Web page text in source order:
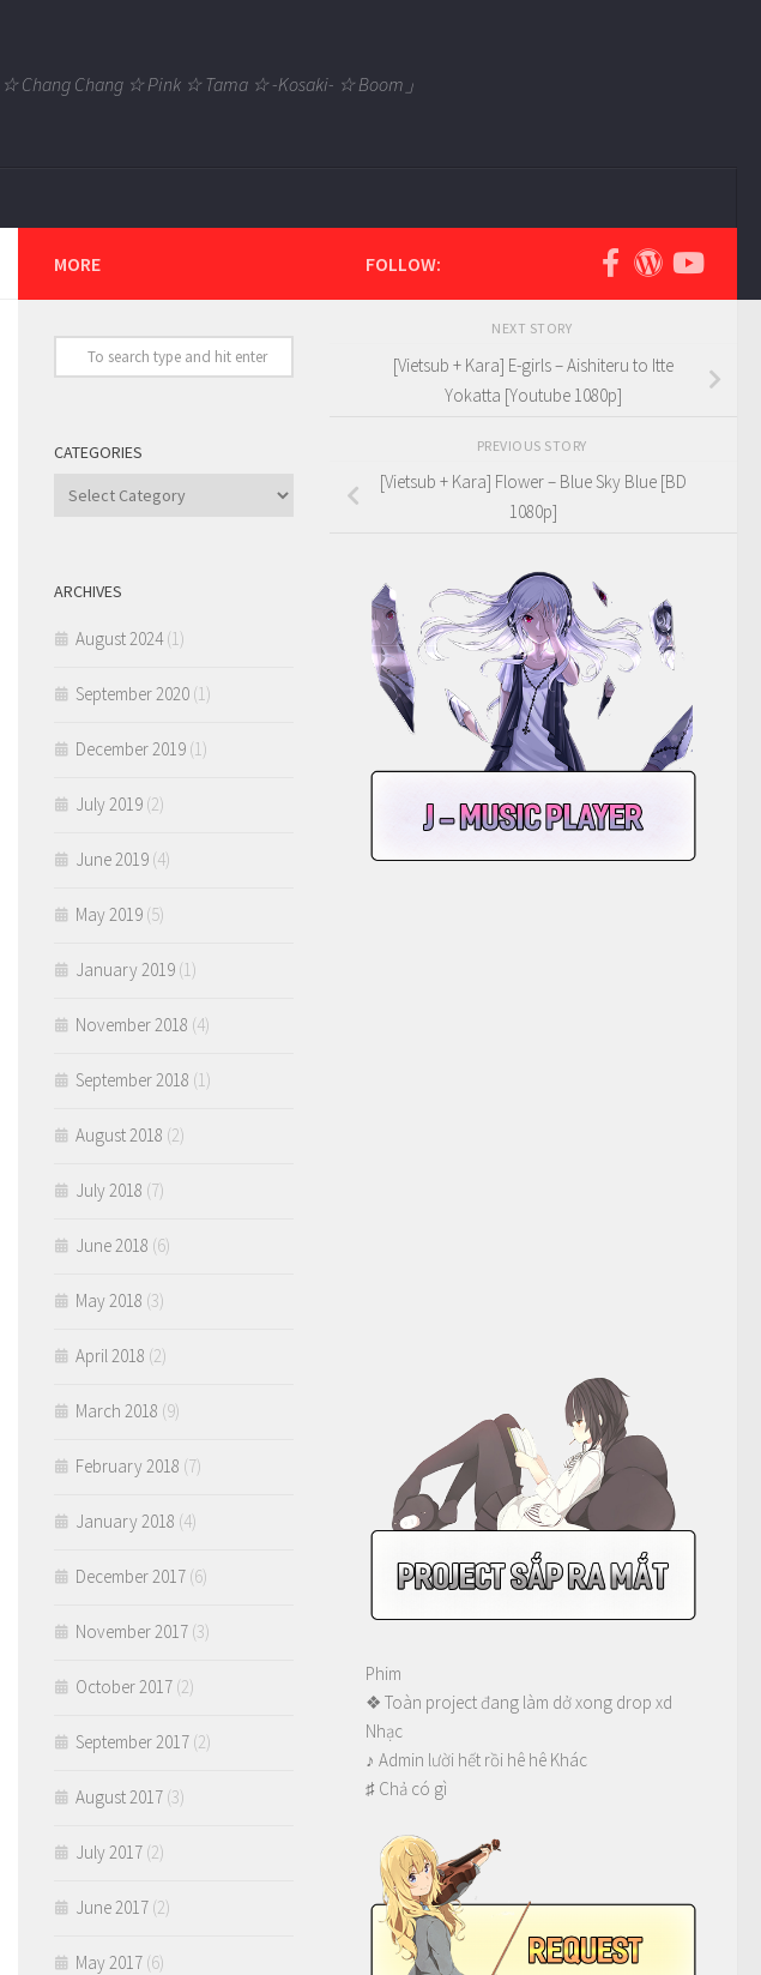
Chang Chang ☆ Pink ☆ Tama ☆ -Kosaki- ☆ Boom」
FOLLOW:
NEXT STORY
[Vietsub + Kara] E-girls – Aishiteru to Itte
Yokatta [Youtube 1080p]
PREVIOUS STORY
[Vietsub + Kara] Flower – Blue Sky Blue [BD
1080p]
Phim
❖ Toàn project đang làm dở xong drop xd
Nhạc
♪ Admin lười hết rồi hê hê Khác
♯ Chả có gì
MORE
CATEGORIES
Categories
ARCHIVES
August 2024(1)
September 2020 (1)
December 2019 (1)
July 2019 (2)
June 2019 (4)
May 2019 (5)
January 2019 (1)
November 2018 (4)
September 2018 (1)
August 2018 (2)
July 2018 (7)
June 2018 (6)
May 2018 (3)
April 2018 (2)
March 2018 (9)
February 2018 (7)
January 2018 (4)
December 2017 (6)
November 2017 (3)
October 2017 (2)
September 2017 (2)
August 2017 (3)
July 2017 (2)
June 2017 (2)
May 2017 (6)